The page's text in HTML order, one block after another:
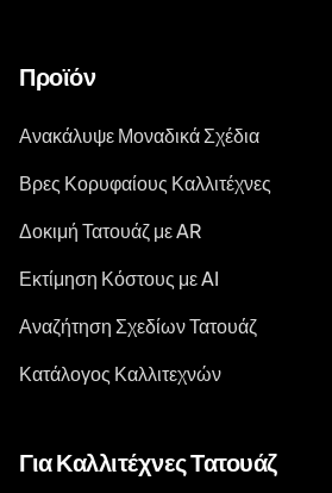
Προϊόν
Ανακάλυψε Μοναδικά Σχέδια
Βρες Κορυφαίους Καλλιτέχνες
Δοκιμή Τατουάζ με AR
Εκτίμηση Κόστους με AI
Αναζήτηση Σχεδίων Τατουάζ
Κατάλογος Καλλιτεχνών
Για Καλλιτέχνες Τατουάζ